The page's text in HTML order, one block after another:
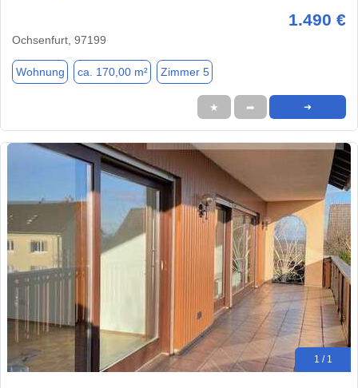
1.490 €
Ochsenfurt, 97199
Wohnung ca. 170,00 m² Zimmer 5
★ ➦ ➜
1 / 1